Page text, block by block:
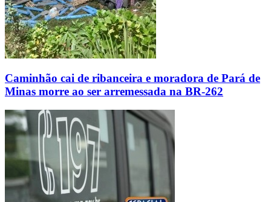
Caminhão cai de ribanceira e moradora de Pará de
Minas morre ao ser arremessada na BR-262